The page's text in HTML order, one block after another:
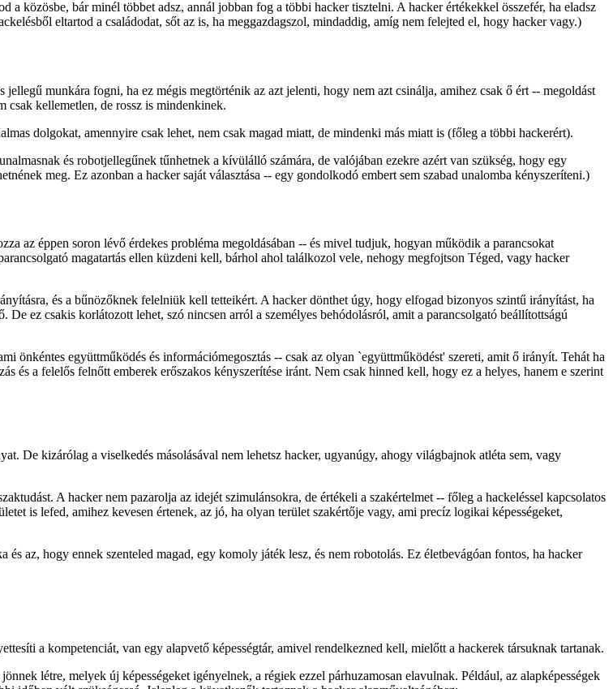
a közösbe, bár minél többet adsz, annál jobban fog a többi hacker tisztelni. A hacker értékekkel összefér, ha eladsz
eltartod a családodat, sőt az is, ha meggazdagszol, mindaddig, amíg nem felejted el, hogy hacker vagy.)
munkára fogni, ha ez mégis megtörténik az azt jelenti, hogy nem azt csinálja, amihez csak ő ért -- megoldást
csak kellemetlen, de rossz is mindenkinek.
dolgokat, amennyire csak lehet, nem csak magad miatt, de mindenki más miatt is (főleg a többi hackerért).
és robotjellegűnek tűnhetnek a kívülálló számára, de valójában ezekre azért van szükség, hogy egy
meg. Ez azonban a hacker saját választása -- egy gondolkodó embert sem szabad unalomba kényszeríteni.)
az éppen soron lévő érdekes probléma megoldásában -- és mivel tudjuk, hogyan működik a parancsokat
magatartás ellen küzdeni kell, bárhol ahol találkozol vele, nehogy megfojtson Téged, vagy hacker
és a bűnözőknek felelniük kell tetteikért. A hacker dönthet úgy, hogy elfogad bizonyos szintű irányítást, ha
ez csakis korlátozott lehet, szó nincsen arról a személyes behódolásról, amit a parancsolgató beállítottságú
önkéntes együttműködés és információmegosztás -- csak az olyan `együttműködést' szereti, amit ő irányít. Tehát ha
és a felelős felnőtt emberek erőszakos kényszerítése iránt. Nem csak hinned kell, hogy ez a helyes, hanem e szerint
De kizárólag a viselkedés másolásával nem lehetsz hacker, ugyanúgy, ahogy világbajnok atléta sem, vagy
A hacker nem pazarolja az idejét szimulánsokra, de értékeli a szakértelmet -- főleg a hackeléssel kapcsolatos
is lefed, amihez kevesen értenek, az jó, ha olyan terület szakértője vagy, ami precíz logikai képességeket,
az, hogy ennek szenteled magad, egy komoly játék lesz, és nem robotolás. Ez életbevágóan fontos, ha hacker
a kompetenciát, van egy alapvető képességtár, amivel rendelkezned kell, mielőtt a hackerek társuknak tartanak.
létre, melyek új képességeket igényelnek, a régiek ezzel párhuzamosan elavulnak. Például, az alapképességek